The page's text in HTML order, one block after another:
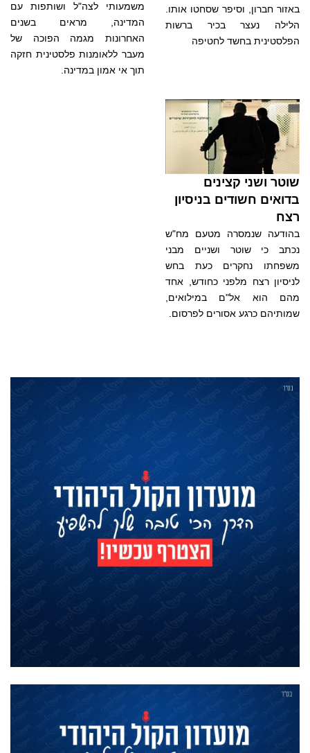
באזור חברון, וסיפר שסחטו אותו.
הלילה נעצר בכיר ברשות
הפלסטינית בחשד לחטיפה
משמעותי לצה"ל ושותפות עם
המדינה, מראים בשנים
האחרונות מגמה הפוכה של
מעבר ללאומנות פלסטינית חזקה
תוך אי אמון במדינה.
שוטר ושני קצינים
בדואים חשודים בניסיון
רצח
בהודעה שנמסרה מטעם מח"ש
נכתב כי שוטר ושניים מבני
משפחתו נחקרים כעת בחש
לניסיון רצח מלפני כחודש, אחד
מהם הוא אל"ם במילואים,
שמותיהם כרגע אסורים לפרסום.